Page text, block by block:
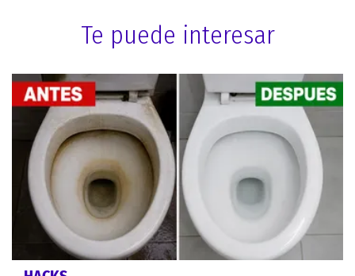
Te puede interesar